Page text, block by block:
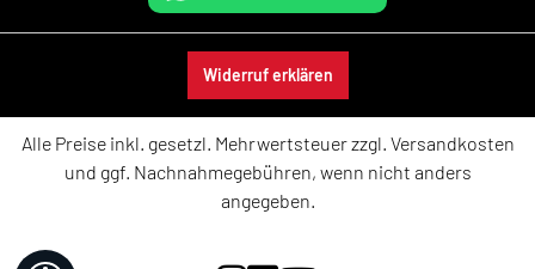
Widerruf erklären
Alle Preise inkl. gesetzl. Mehrwertsteuer zzgl. Versandkosten
und ggf. Nachnahmegebühren, wenn nicht anders
angegeben.